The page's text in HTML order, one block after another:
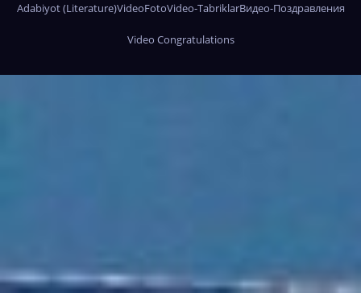
Adabiyot (Literature)VideoFotoVideo-TabriklarВидео-Поздравления
Video Congratulations